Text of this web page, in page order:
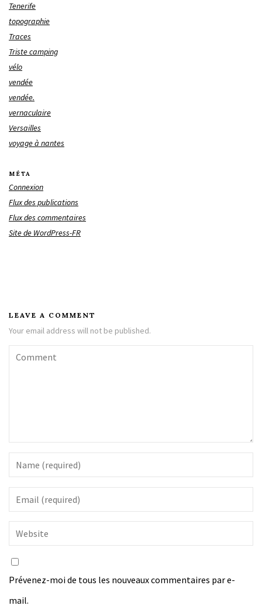
Tenerife
topographie
Traces
Triste camping
vélo
vendée
vendée.
vernaculaire
Versailles
voyage à nantes
MÉTA
Connexion
Flux des publications
Flux des commentaires
Site de WordPress-FR
LEAVE A COMMENT
Your email address will not be published.
Prévenez-moi de tous les nouveaux commentaires par e-
mail.